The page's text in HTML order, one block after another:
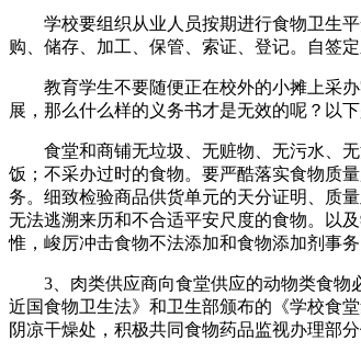
学校要组织从业人员按期进行食物卫生平
购、储存、加工、保管、索证、登记。自签
教育学生不要随便正在校外的小摊上采办
展，那么什么样的义务书才是无效的呢？以
食堂和商铺无垃圾、无赃物、无污水、无
饭；不采办过时的食物。要严酷落实食物质
务。细致检验商品供货单元的天分证明、质
无法逃溯来历和不合适平安尺度的食物。以
惟，峻厉冲击食物不法添加和食物添加剂事务
3、肉类供应商向食堂供应的动物类食物必
近国食物卫生法》和卫生部颁布的《学校食
阴凉干燥处，积极共同食物药品监视办理部